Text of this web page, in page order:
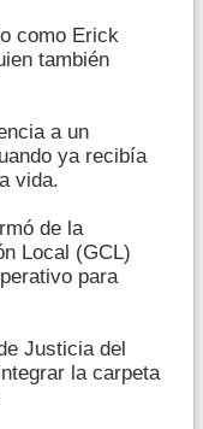
como Erick
también
a un
ya recibía
vida.
de la
Local (GCL)
para
Justicia del
la carpeta